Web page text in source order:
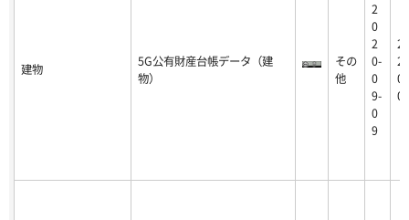
建物
5G公有財産台帳データ（建
物）
その
他
2
0
2
0-
0
9-
0
9
20
09